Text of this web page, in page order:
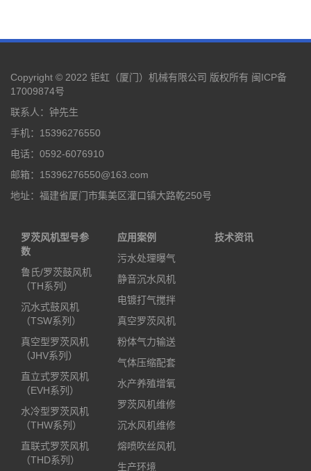
Copyright © 2022 钜虹（厦门）机械有限公司 版权所有 闽ICP备
17009874号
联系人：钟先生
手机：15396276550
电话：0592-6076910
邮箱：15396276550@163.com
地址：福建省厦门市集美区灌口镇大路乾250号
罗茨风机型号参
数
鲁氏/罗茨鼓风机
（TH系列）
沉水式鼓风机
（TSW系列）
真空型罗茨风机
（JHV系列）
直立式罗茨风机
（EVH系列）
水冷型罗茨风机
（THW系列）
直联式罗茨风机
（THD系列）
应用案例
污水处理曝气
静音沉水风机
电镀打气搅拌
真空罗茨风机
粉体气力输送
气体压缩配套
水产养殖增氧
罗茨风机维修
沉水风机维修
熔喷吹丝风机
生产环境
技术资讯